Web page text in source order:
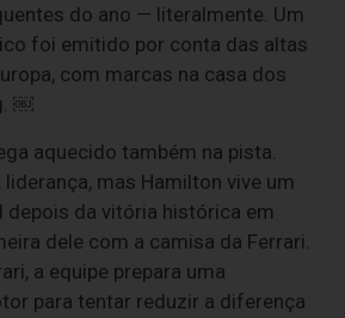
do ano — literalmente. Um
foi emitido por conta das altas
com marcas na casa dos
￼
aquecido também na pista.
mas Hamilton vive um
depois da vitória histórica em
dele com a camisa da Ferrari.
a equipe prepara uma
para tentar reduzir a diferença